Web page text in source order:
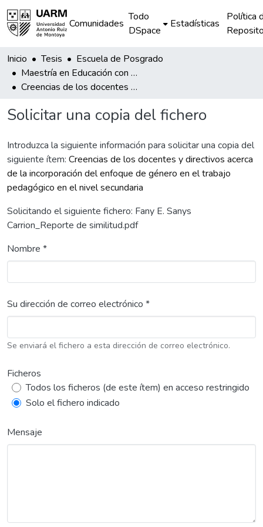
Comunidades
Todo
DSpace
Estadísticas
Política
Inicio Tesis
Escuela de Posgrado
Maestría en Educación con mención en Políticas Educativas y Gestión Pública
Creencias de los docentes y directivos acerca de la incorporación del enfoque de género en el trabajo pedagógico en el nivel secundaria
Solicitar una copia del fichero
Introduzca la siguiente información para solicitar una copia del
siguiente ítem: Creencias de los docentes y directivos acerca
de la incorporación del enfoque de género en el trabajo
pedagógico en el nivel secundaria
Solicitando el siguiente fichero: Fany E. Sanys
Carrion_Reporte de similitud.pdf
Nombre *
Su dirección de correo electrónico *
Se enviará el fichero a esta dirección de correo electrónico.
Ficheros
Todos los ficheros (de este ítem) en acceso restringido
Solo el fichero indicado
Mensaje